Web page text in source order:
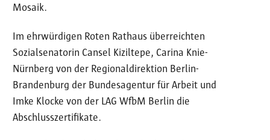
Mosaik.
Im ehrwürdigen Roten Rathaus überreichten
Sozialsenatorin Cansel Kiziltepe, Carina Knie-
Nürnberg von der Regionaldirektion Berlin-
Brandenburg der Bundesagentur für Arbeit und
Imke Klocke von der LAG WfbM Berlin die
Abschlusszertifikate.